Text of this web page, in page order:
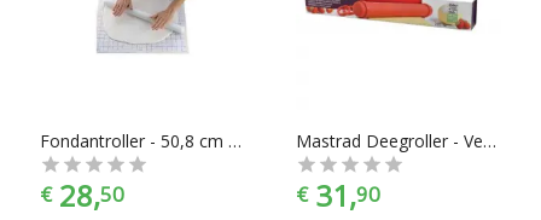
Fondantroller - 50,8 cm - Wilton
€ 28,50
Mastrad Deegroller - Verstelbaar - 41 cm - Inclusief 4 ringen - Rood
€ 31,90